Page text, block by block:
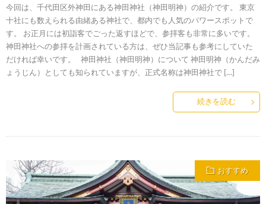
今回は、千代田区外神田にある神田神社（神田明神）の紹介です。 東京
十社にも数えられる由緒ある神社で、都内でも人気のパワースポットで
す。 お正月には初詣客でごった返すほどで、参拝客も非常に多いです。
神田神社への参拝を計画されている方は、ぜひ当記事も参考にしていた
だければ幸いです。 神田神社（神田明神）について 神田明神（かんだみ
ょうじん）としても知られていますが、正式名称は神田神社で […]
続きを読む
おすすめ